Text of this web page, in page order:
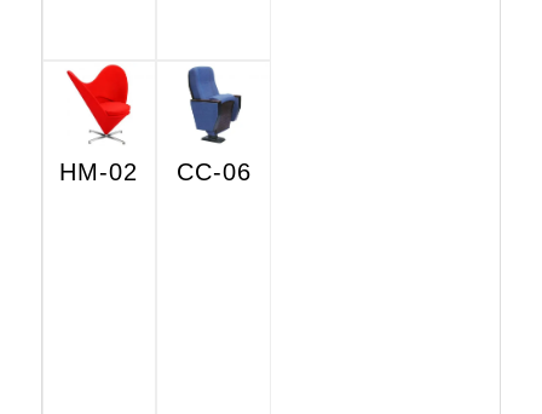
HM-02 CC-06